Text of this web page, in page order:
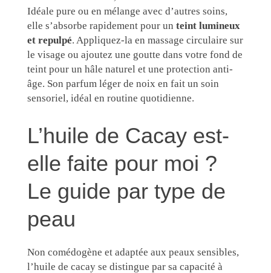
Idéale pure ou en mélange avec d’autres soins,
elle s’absorbe rapidement pour un teint lumineux
et repulpé. Appliquez-la en massage circulaire sur
le visage ou ajoutez une goutte dans votre fond de
teint pour un hâle naturel et une protection anti-
âge. Son parfum léger de noix en fait un soin
sensoriel, idéal en routine quotidienne.
L’huile de Cacay est-
elle faite pour moi ?
Le guide par type de
peau
Non comédogène et adaptée aux peaux sensibles,
l’huile de cacay se distingue par sa capacité à